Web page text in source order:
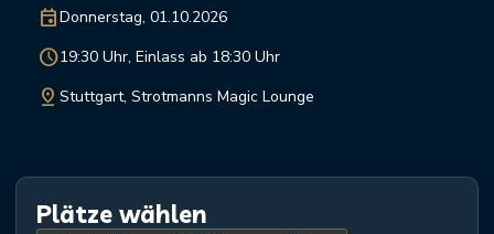
eventDonnerstag, 01.10.2026
schedule19:30 Uhr, Einlass ab 18:30 Uhr
pin_drop Stuttgart, Strotmanns Magic Lounge
Plätze wählen